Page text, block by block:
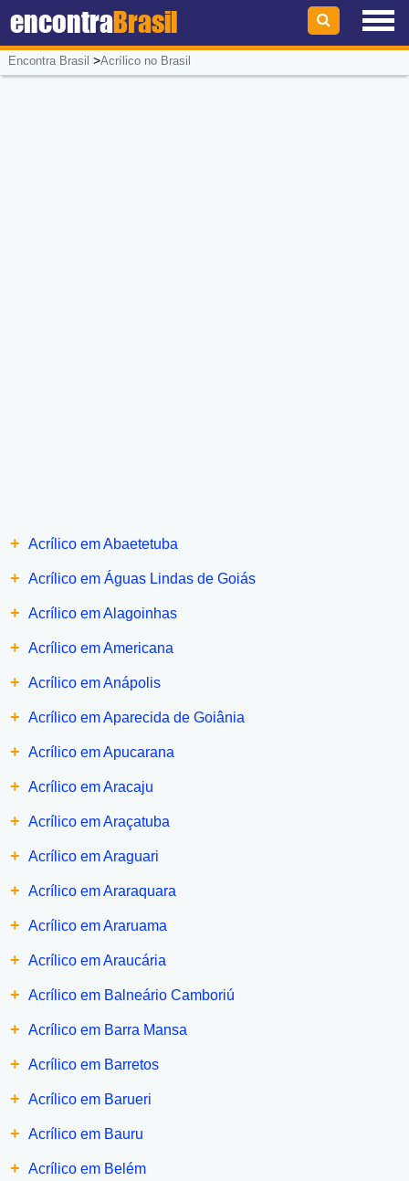
encontraBrasil
Encontra Brasil >Acrílico no Brasil
+ Acrílico em Abaetetuba
+ Acrílico em Águas Lindas de Goiás
+ Acrílico em Alagoinhas
+ Acrílico em Americana
+ Acrílico em Anápolis
+ Acrílico em Aparecida de Goiânia
+ Acrílico em Apucarana
+ Acrílico em Aracaju
+ Acrílico em Araçatuba
+ Acrílico em Araguari
+ Acrílico em Araraquara
+ Acrílico em Araruama
+ Acrílico em Araucária
+ Acrílico em Balneário Camboriú
+ Acrílico em Barra Mansa
+ Acrílico em Barretos
+ Acrílico em Barueri
+ Acrílico em Bauru
+ Acrílico em Belém